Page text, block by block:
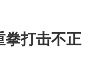
拳打击不正